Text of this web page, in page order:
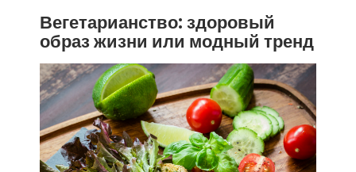
Вегетарианство: здоровый
образ жизни или модный тренд